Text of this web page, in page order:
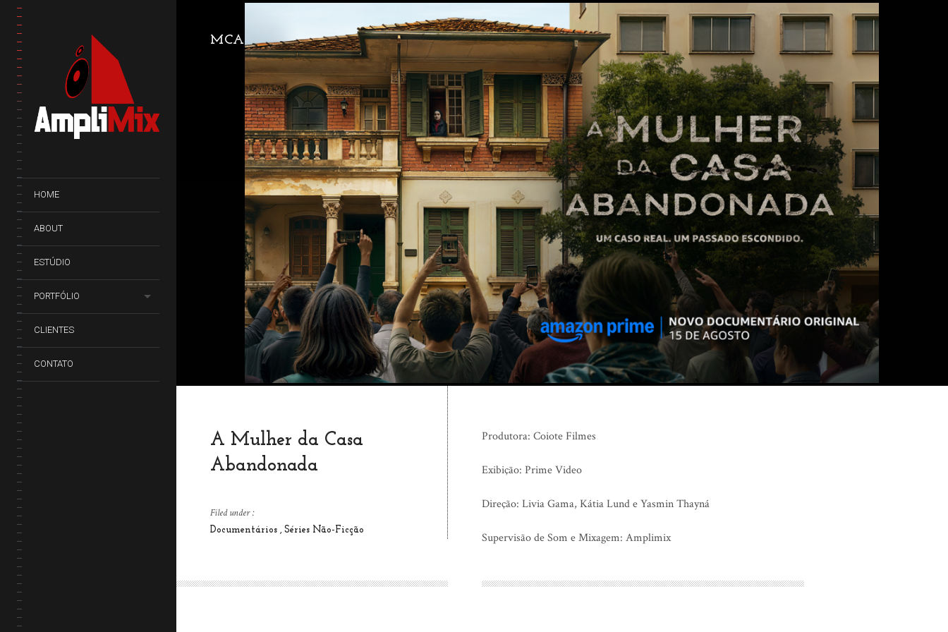
HOME
ABOUT
ESTÚDIO
PORTFÓLIO
CLIENTES
CONTATO
MCA
A Mulher da Casa
Abandonada
Filed under :
Documentários Séries Não-Ficção
Produtora: Coiote Filmes
Exibição: Prime Video
Direção: Livia Gama, Kátia Lund e Yasmin Thayná
Supervisão de Som e Mixagem: Amplimix